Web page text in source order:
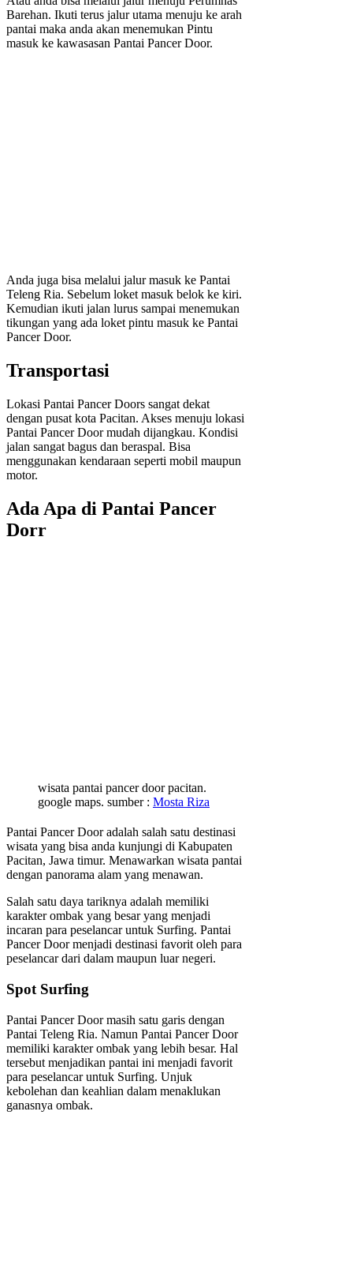
Barehan. Ikuti terus jalur utama menuju ke arah
pantai maka anda akan menemukan Pintu
masuk ke kawasasan Pantai Pancer Door.
Anda juga bisa melalui jalur masuk ke Pantai
Teleng Ria. Sebelum loket masuk belok ke kiri.
Kemudian ikuti jalan lurus sampai menemukan
tikungan yang ada loket pintu masuk ke Pantai
Pancer Door.
Transportasi
Lokasi Pantai Pancer Doors sangat dekat
dengan pusat kota Pacitan. Akses menuju lokasi
Pantai Pancer Door mudah dijangkau. Kondisi
jalan sangat bagus dan beraspal. Bisa
menggunakan kendaraan seperti mobil maupun
motor.
Ada Apa di Pantai Pancer
Dorr
wisata pantai pancer door pacitan.
google maps. sumber : Mosta Riza
Pantai Pancer Door adalah salah satu destinasi
wisata yang bisa anda kunjungi di Kabupaten
Pacitan, Jawa timur. Menawarkan wisata pantai
dengan panorama alam yang menawan.
Salah satu daya tariknya adalah memiliki
karakter ombak yang besar yang menjadi
incaran para peselancar untuk Surfing. Pantai
Pancer Door menjadi destinasi favorit oleh para
peselancar dari dalam maupun luar negeri.
Spot Surfing
Pantai Pancer Door masih satu garis dengan
Pantai Teleng Ria. Namun Pantai Pancer Door
memiliki karakter ombak yang lebih besar. Hal
tersebut menjadikan pantai ini menjadi favorit
para peselancar untuk Surfing. Unjuk
kebolehan dan keahlian dalam menaklukan
ganasnya ombak.